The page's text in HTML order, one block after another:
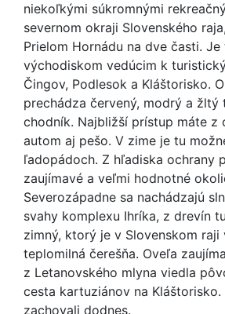
niekoľkými súkromnými
severnom okraji Slovenského
Prielom Hornádu na dve časti.
východiskom vedúcim k
Čingov, Podlesok a Kláštorisko.
prechádza červený, modrý a žltý
chodník. Najbližší prístup máte z
autom aj pešo. V zime je tu
ľadopádoch. Z hľadiska ochrany
zaujímavé a veľmi hodnotné
Severozápadne sa nachádzajú
svahy komplexu Ihríka, z drevín
zimný, ktorý je v Slovenskom raji
teplomilná čerešňa. Oveľa
z Letanovského mlyna viedla
cesta kartuziánov na
zachovali dodnes.